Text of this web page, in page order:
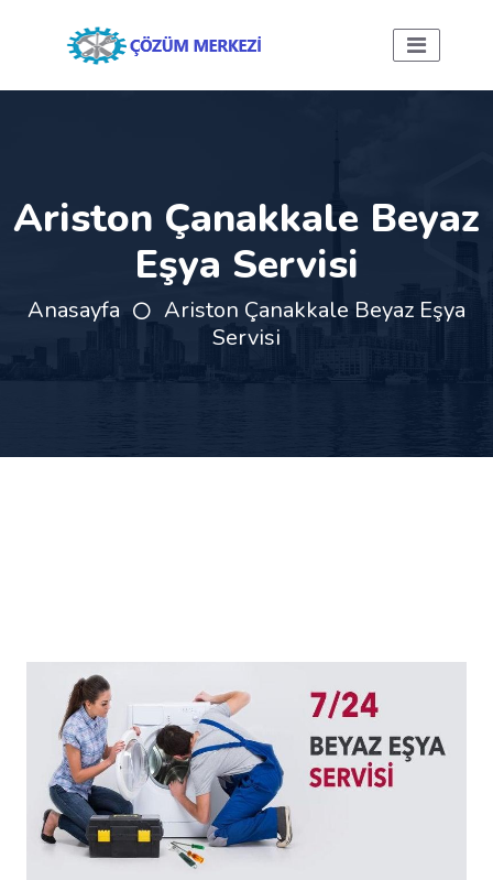
Ariston Çanakkale Beyaz
Eşya Servisi
Anasayfa
Ariston Çanakkale Beyaz Eşya
Servisi